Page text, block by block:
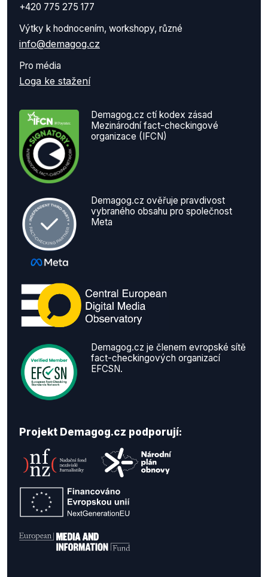
+420 775 275 177
Výtky k hodnocením, workshopy, různé
info@demagog.cz
Pro média
Loga ke stažení
Demagog.cz ctí kodex zásad
Mezinárodní fact-checkingové
organizace (IFCN)
Demagog.cz ověřuje pravdivost
vybraného obsahu pro společnost
Meta
Demagog.cz je členem evropské sítě
fact-checkingových organizací
EFCSN.
Projekt Demagog.cz podporují: